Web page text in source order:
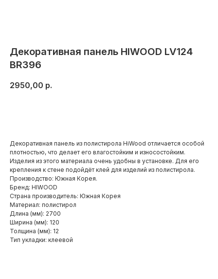
Декоративная панель HIWOOD LV124
BR396
2950,00 р.
Декоративная панель из полистирола HiWood отличается особой
плотностью, что делает его влагостойким и износостойким.
Изделия из этого материала очень удобны в установке. Для его
крепления к стене подойдёт клей для изделий из полистирола.
Производство: Южная Корея.
Бренд: HIWOOD
Страна производитель: Южная Корея
Материал: полистирол
Длина (мм): 2700
Ширина (мм): 120
Толщина (мм): 12
Тип укладки: клеевой